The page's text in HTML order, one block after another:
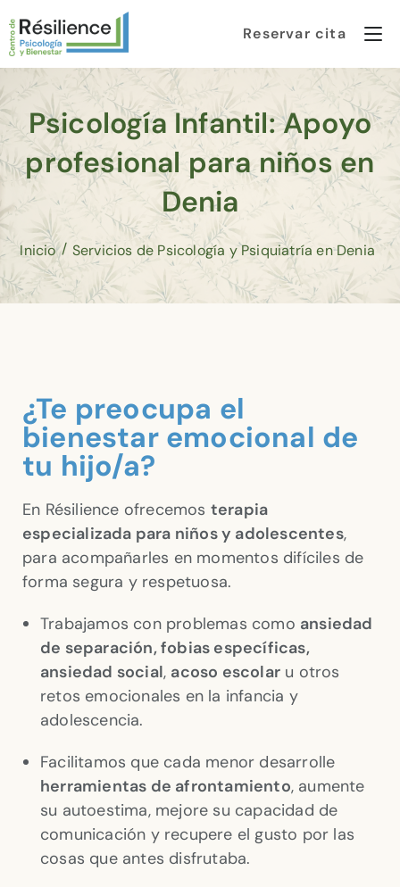
Reservar cita
Psicología Infantil: Apoyo
profesional para niños en
Denia
Inicio / Servicios de Psicología y Psiquiatría en Denia /
¿Te preocupa el
bienestar emocional de
tu hijo/a?
En Résilience ofrecemos terapia
especializada para niños y adolescentes,
para acompañarles en momentos difíciles de
forma segura y respetuosa.
Trabajamos con problemas como ansiedad
de separación, fobias específicas,
ansiedad social, acoso escolar u otros
retos emocionales en la infancia y
adolescencia.
Facilitamos que cada menor desarrolle
herramientas de afrontamiento, aumente
su autoestima, mejore su capacidad de
comunicación y recupere el gusto por las
cosas que antes disfrutaba.